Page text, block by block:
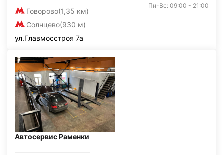
Говорово(1,35 км)
Солнцево(930 м)
Пн-Вс: 09:00 - 21:00
ул.Главмосстроя 7а
Автосервис Раменки